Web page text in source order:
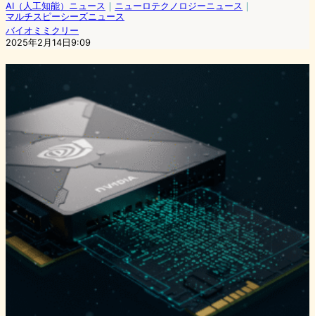
AI（人工知能）ニュース ｜ ニューロテクノロジーニュース ｜
マルチスピーシーズニュース
バイオミミクリー
2025年2月14日9:09